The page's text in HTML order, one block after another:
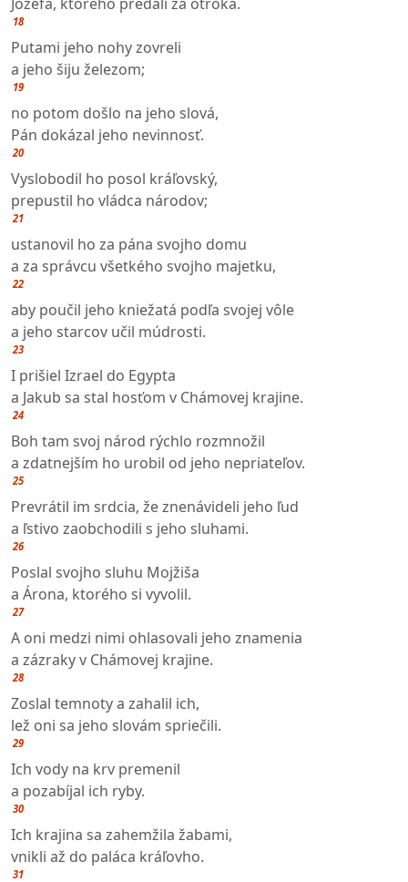
18
Putami jeho nohy zovreli
a jeho šiju železom;
19
no potom došlo na jeho slová,
Pán dokázal jeho nevinnosť.
20
Vyslobodil ho posol kráľovský,
prepustil ho vládca národov;
21
ustanovil ho za pána svojho domu
a za správcu všetkého svojho majetku,
22
aby poučil jeho kniežatá podľa svojej vôle
a jeho starcov učil múdrosti.
23
I prišiel Izrael do Egypta
a Jakub sa stal hosťom v Chámovej krajine.
24
Boh tam svoj národ rýchlo rozmnožil
a zdatnejším ho urobil od jeho nepriateľov.
25
Prevrátil im srdcia, že znenávideli jeho ľud
a ľstivo zaobchodili s jeho sluhami.
26
Poslal svojho sluhu Mojžiša
a Árona, ktorého si vyvolil.
27
A oni medzi nimi ohlasovali jeho znamenia
a zázraky v Chámovej krajine.
28
Zoslal temnoty a zahalil ich,
lež oni sa jeho slovám spriečili.
29
Ich vody na krv premenil
a pozabíjal ich ryby.
30
Ich krajina sa zahemžila žabami,
vnikli až do paláca kráľovho.
31